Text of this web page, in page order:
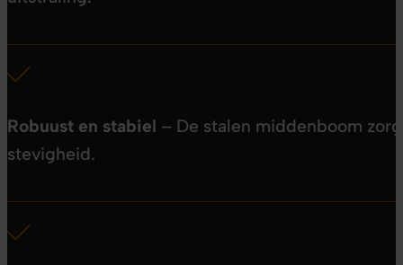
Robuust en stabiel – De stalen middenboom
stevigheid.